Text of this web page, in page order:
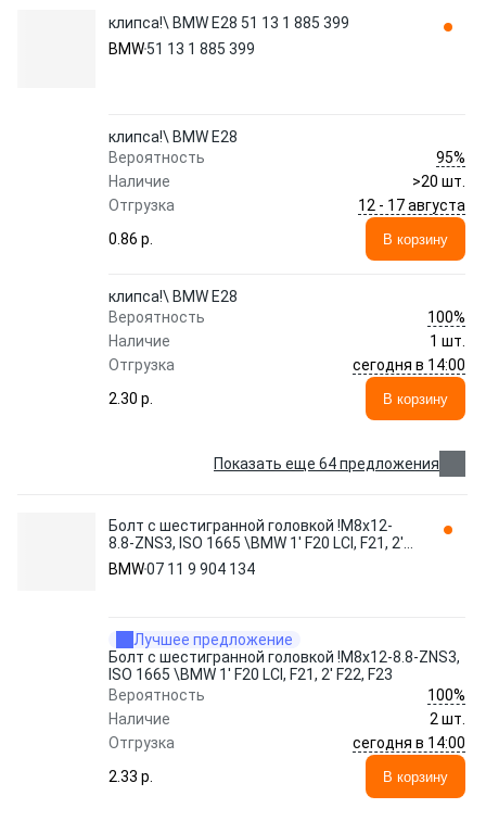
клипса!\ BMW E28 51 13 1 885 399
BMW51 13 1 885 399
клипса!\ BMW E28
Вероятность
95%
Наличие
>20 шт.
Отгрузка
12 - 17 августа
0.86 p.
В корзину
клипса!\ BMW E28
Вероятность
100%
Наличие
1 шт.
Отгрузка
сегодня в 14:00
2.30 p.
В корзину
Показать еще 64 предложения
Болт с шестигранной головкой !M8x12-
8.8-ZNS3, ISO 1665 \BMW 1' F20 LCI, F21, 2'
F22, F23 07 11 9 904 134
BMW07 11 9 904 134
Лучшее предложение
Болт с шестигранной головкой !M8x12-8.8-ZNS3,
ISO 1665 \BMW 1' F20 LCI, F21, 2' F22, F23
Вероятность
100%
Наличие
2 шт.
Отгрузка
сегодня в 14:00
2.33 p.
В корзину